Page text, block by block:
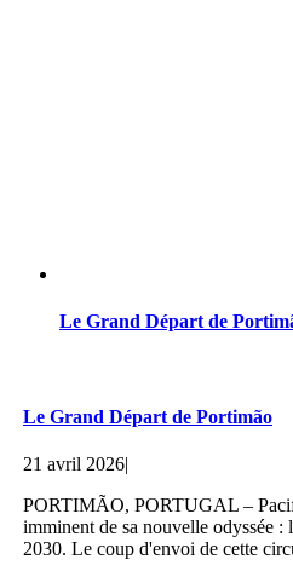
Le Grand Départ de
Le Grand Départ de Portimão
21 avril 2026|
PORTIMÃO, PORTUGAL –
imminent de sa nouvelle odyssée
2030. Le coup d'envoi de cette